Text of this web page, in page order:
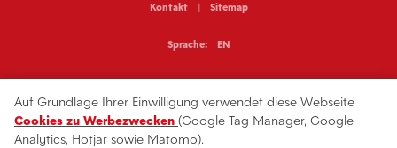
Kontakt
Sitemap
Sprache: EN
Auf Grundlage Ihrer Einwilligung verwendet diese Webseite
Cookies zu Werbezwecken (Google Tag Manager, Google
Analytics, Hotjar sowie Matomo).